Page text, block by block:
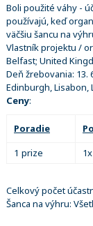
Boli použité váhy -
používajú, keď
väčšiu šancu na
Vlastník projektu /
Belfast; United
Deň žrebovania: 13.
Edinburgh, Lisabon,
Ceny:
Poradie
1 prize
1x
Celkový počet
Šanca na výhru: